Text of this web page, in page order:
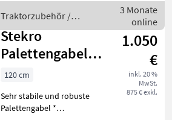
Traktorzubehör /
Stekro
3 Monate
online
Stekro
Palettengabel
mit Euro-und
Dreipunktaufnahme
1.050
€
inkl. 20 %
MwSt.
875 € exkl.
120 cm
Sehr stabile und robuste
Palettengabel *